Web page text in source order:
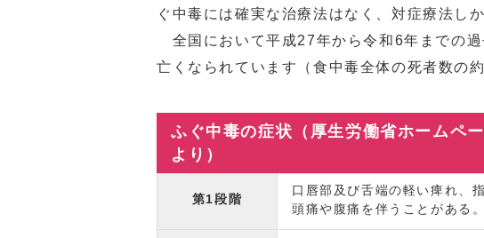
ぐ中毒には確実な治療法はなく、対症療法し
全国において平成27年から令和6年までの
亡くなられています（食中毒全体の死者数の約
ふぐ中毒の症状（厚生労働省ホームペ
より）
第1段階
口唇部及び舌端の軽い痺れ、
頭痛や腹痛を伴うことがある。